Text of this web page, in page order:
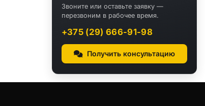
Звоните или оставьте заявку —
перезвоним в рабочее время.
+375 (29) 666-91-98
Получить консультацию